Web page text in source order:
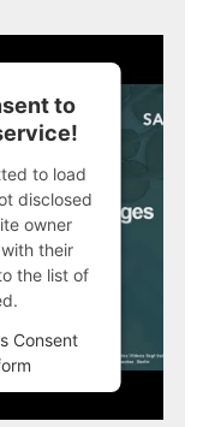
to
to load
disclosed
owner
their
the list of
Consent